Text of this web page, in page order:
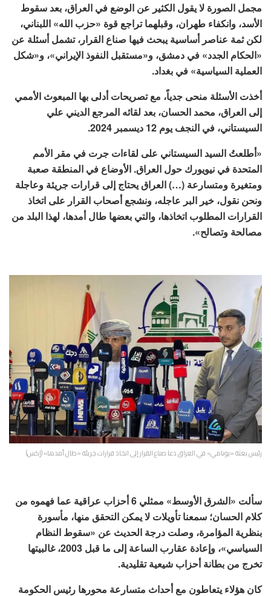
مجمل الصورة لا يقول الكثير عن الوضع في العراق، بعد سقوط
الأسد، وانكفاء طهران، وقبلهما تراجع قوة «حزب الله» اللبناني،
لكن ثمة عناصر أساسية يبحث فيها صناع القرار، تشمل أسئلة عن
«الحكام الجدد» في دمشق، و«مستقبل النفوذ الإيراني»، و«شكل
العملية السياسية» في بغداد.
أخذت الأسئلة منحى جدياً، مع تصريحات أدلى بها المبعوث الأممي
إلى العراق، محمد الحسان، بعد لقائه المرجع الديني علي
السيستاني، في النجف يوم 12 ديسمبر 2024.
«أطلعتُ السيد السيستاني على لقاءات جرت في مقر الأمم
المتحدة في نيويورك حول العراق. الأوضاع في المنطقة صعبة
ومتغيرة ومتسارعة (…) العراق يحتاج إلى قرارات جريئة وعاجلة
ونحن نقول، خير البر عاجله، ونشجع أصحاب القرار على اتخاذ
القرارات المطلوب اتخاذها، والتي بعضها طال أمدها، لهذا البلد من
مصالحة وتصالح».
رئيس بعثة «يونامي» في العراق دعا صناع القرار إلى اتخاذ قرارات جريئة «طال أمدها» (إكس)
سألت «الشرق الأوسط» ممثلي 6 أحزاب عراقية عما فهموه من
كلام الحسان؛ سمعنا تأويلات لا يمكن التحقق منها، مأسورة
بنظرية المؤامرة، وصلت درجة الحديث عن «سقوط النظام
السياسي»، وإعادة عقارب الساعة إلى ما قبل 2003، غالبيتها
تخرج من بطانة أحزاب شيعية تقليدية.
كان هؤلاء يتعاطون مع أحداث متسارعة محورها رئيس الحكومة